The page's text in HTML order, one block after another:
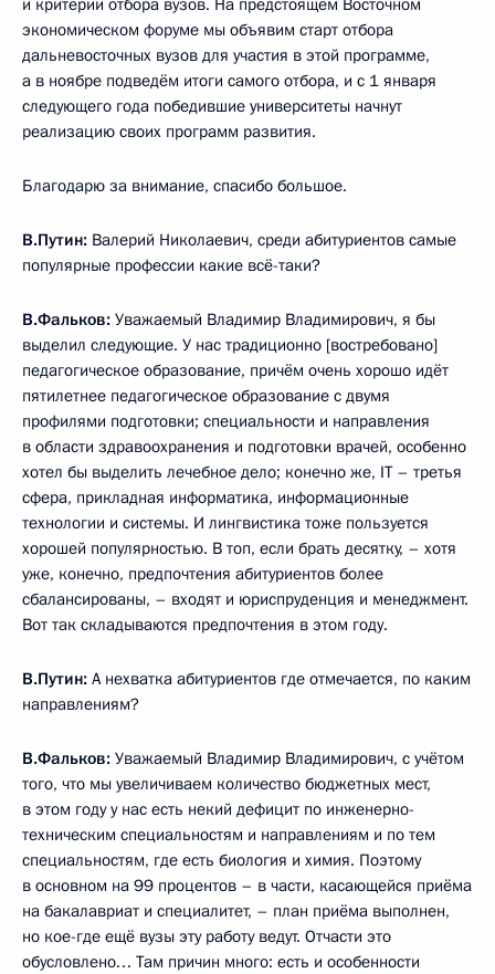
экономическом форуме мы объявим старт отбора
дальневосточных вузов для участия в этой программе,
а в ноябре подведём итоги самого отбора, и с 1 января
следующего года победившие университеты начнут
реализацию своих программ развития.
Благодарю за внимание, спасибо большое.
В.Путин: Валерий Николаевич, среди абитуриентов самые
популярные профессии какие всё-таки?
В.Фальков: Уважаемый Владимир Владимирович, я бы
выделил следующие. У нас традиционно [востребовано]
педагогическое образование, причём очень хорошо идёт
пятилетнее педагогическое образование с двумя
профилями подготовки; специальности и направления
в области здравоохранения и подготовки врачей, особенно
хотел бы выделить лечебное дело; конечно же, IT – третья
сфера, прикладная информатика, информационные
технологии и системы. И лингвистика тоже пользуется
хорошей популярностью. В топ, если брать десятку, – хотя
уже, конечно, предпочтения абитуриентов более
сбалансированы, – входят и юриспруденция и менеджмент.
Вот так складываются предпочтения в этом году.
В.Путин: А нехватка абитуриентов где отмечается, по каким
направлениям?
В.Фальков: Уважаемый Владимир Владимирович, с учётом
того, что мы увеличиваем количество бюджетных мест,
в этом году у нас есть некий дефицит по инженерно-
техническим специальностям и направлениям и по тем
специальностям, где есть биология и химия. Поэтому
в основном на 99 процентов – в части, касающейся приёма
на бакалавриат и специалитет, – план приёма выполнен,
но кое-где ещё вузы эту работу ведут. Отчасти это
обусловлено… Там причин много: есть и особенности